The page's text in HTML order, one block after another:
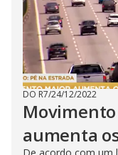
DO R7/24/12/2022
aumenta